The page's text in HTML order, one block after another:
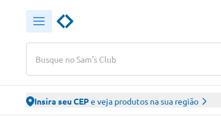
Busque no Sam's Club
Insira seu CEPe veja produtos na sua região